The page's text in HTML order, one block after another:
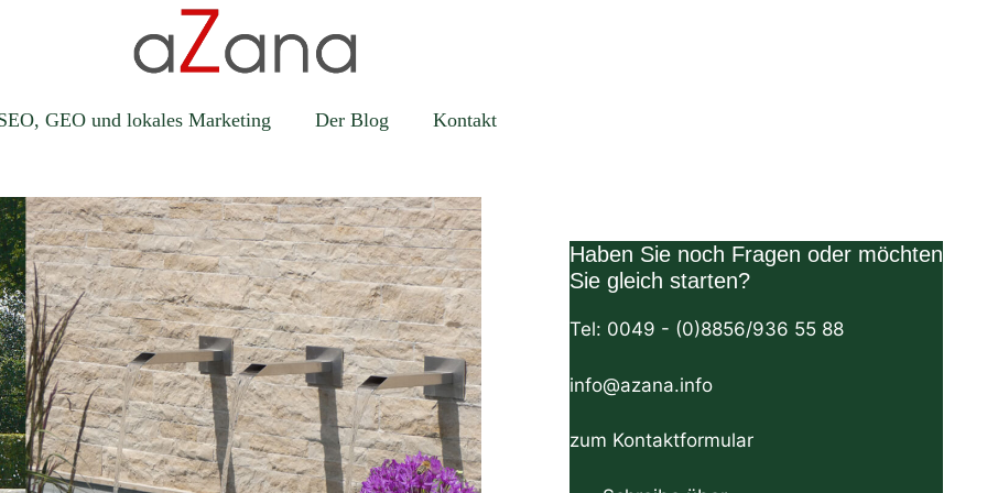
GEO und lokales Marketing Der Blog Kontakt
Haben Sie noch Fragen oder möchten
Sie gleich starten?
Tel: 0049 - (0)8856/936 55 88
info@azana.info
zum Kontaktformular